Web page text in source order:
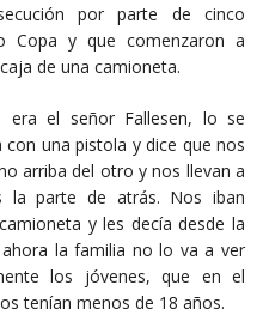
por parte de cinco
Copa y que comenzaron a
de una camioneta.
era el señor Fallesen, lo se
una pistola y dice que nos
arriba del otro y nos llevan a
la parte de atrás. Nos iban
y les decía desde la
la familia no lo va a ver
los jóvenes, que en el
tenían menos de 18 años.